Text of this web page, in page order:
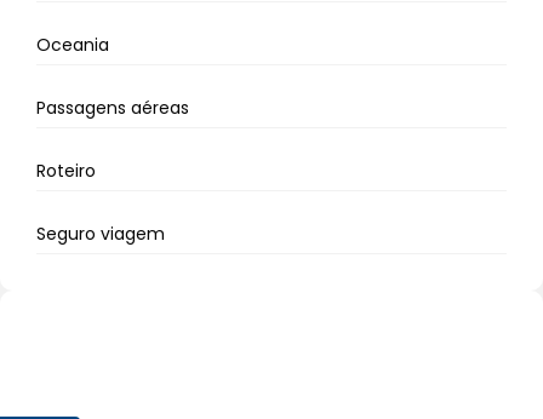
Oceania
Passagens aéreas
Roteiro
Seguro viagem